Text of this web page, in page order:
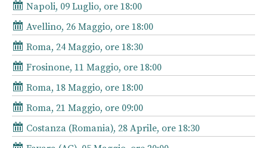
Napoli, 09 Luglio, ore 18:00
Avellino, 26 Maggio, ore 18:00
Roma, 24 Maggio, ore 18:30
Frosinone, 11 Maggio, ore 18:00
Roma, 18 Maggio, ore 18:00
Roma, 21 Maggio, ore 09:00
Costanza (Romania), 28 Aprile, ore 18:30